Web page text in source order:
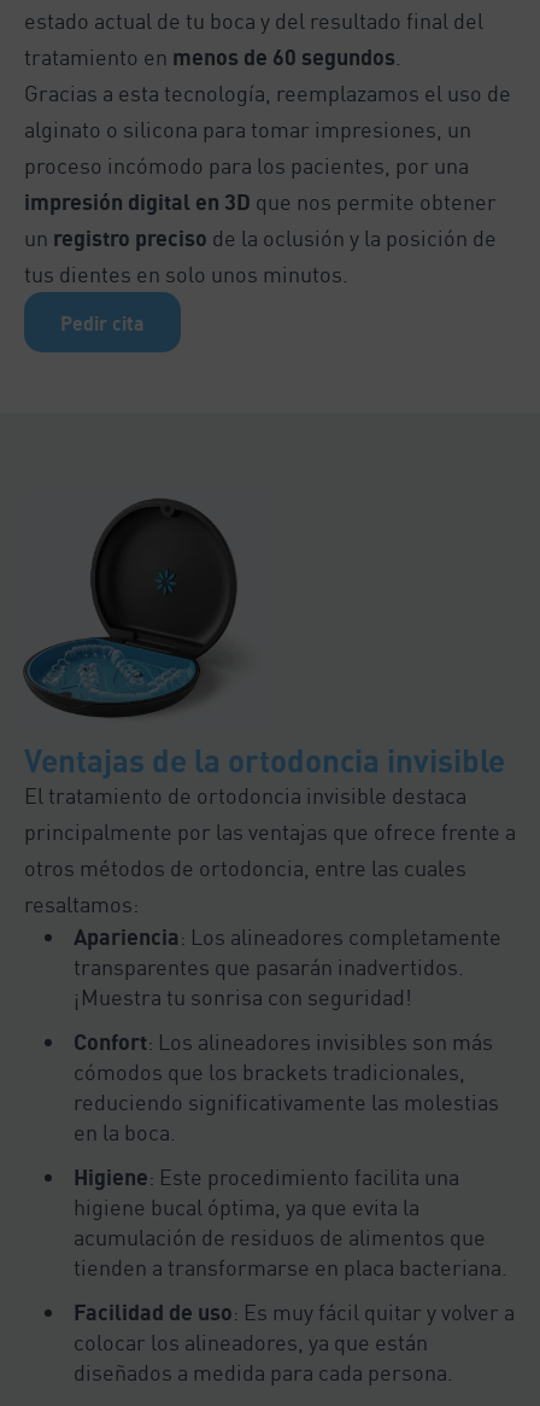
estado actual de tu boca y del resultado final del
tratamiento en menos de 60 segundos
Gracias a esta tecnología, reemplazamos el uso de
alginato o silicona para tomar impresiones, un
proceso incómodo para los pacientes, por una
impresión digital en 3D que nos permite obtener
un registro preciso de la oclusión y la posición de
tus dientes en solo unos minutos.
Pedir cita
Ventajas de la ortodoncia invisible
El tratamiento de ortodoncia invisible destaca
principalmente por las ventajas que ofrece frente a
otros métodos de ortodoncia, entre las cuales
resaltamos:
Apariencia: Los alineadores completamente
transparentes que pasarán inadvertidos.
¡Muestra tu sonrisa con seguridad!
Confort: Los alineadores invisibles son más
cómodos que los brackets tradicionales,
reduciendo significativamente las molestias
en la boca.
Higiene: Este procedimiento facilita una
higiene bucal óptima, ya que evita la
acumulación de residuos de alimentos que
tienden a transformarse en placa bacteriana.
Facilidad de uso: Es muy fácil quitar y volver a
colocar los alineadores, ya que están
diseñados a medida para cada persona.